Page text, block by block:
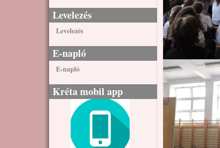
Levelezés
Levelezés
E-napló
E-napló
Kréta mobil app
Kép